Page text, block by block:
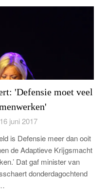
'Defensie moet veel
juni 2017
is Defensie meer dan ooit
de Adaptieve Krijgsmacht
Dat gaf minister van
donderdagochtend